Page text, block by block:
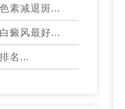
素减退斑...
癜风最好...
名...